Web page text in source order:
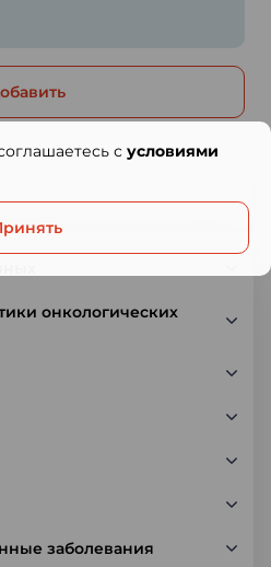
онкологических
заболевания
с условиями